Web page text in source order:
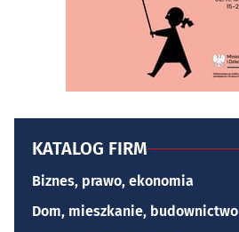
KATALOG FIRM
Biznes, prawo, ekonomia
Dom, mieszkanie, budownictwo